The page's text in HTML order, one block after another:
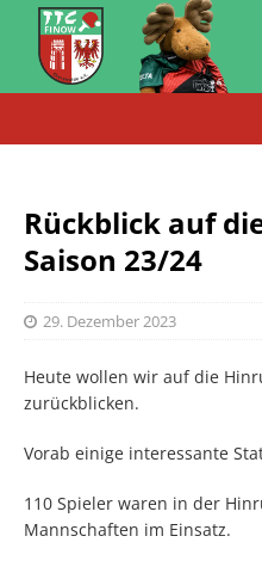
Rückblick auf
Saison 23/24
29. Dezember 2023
Heute wollen wir auf die
zurückblicken.
Vorab einige interessante
110 Spieler waren in der
Mannschaften im Einsatz.